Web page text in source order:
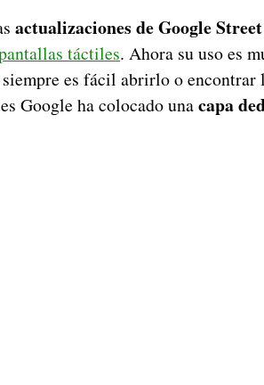
actualizaciones de Google
táctiles. Ahora su uso es
es fácil abrirlo o
Google ha colocado unacapa